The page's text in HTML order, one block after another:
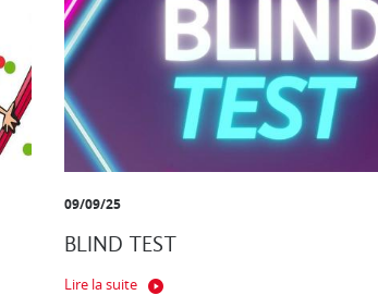
09/09/25
BLIND TEST
Lire la suite